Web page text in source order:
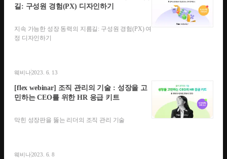
길: 구성원 경험(PX) 디자인하기
지속 가능한 성장 동력의 지름길: 구성원 경험(PX) 여
정 디자인하기
웨비나2023. 6. 13
[flex webinar] 조직 관리의 기술 : 성장을 고
민하는 CEO를 위한 HR 응급 키트
막힌 성장판을 뚫는 리더의 조직 관리 기술
웨비나2023. 6. 8